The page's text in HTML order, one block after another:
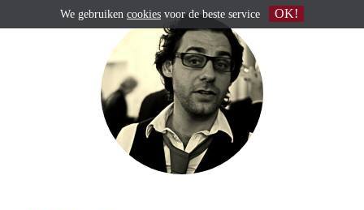
We gebruiken cookies voor de beste service OK!